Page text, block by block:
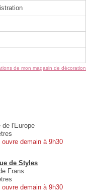
de mon magasin de décoration
de l'Europe
ouvre demain à 9h30
de Styles
Frans
ouvre demain à 9h30